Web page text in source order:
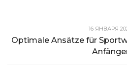
16 ЯНВАРЯ
Optimale Ansätze für